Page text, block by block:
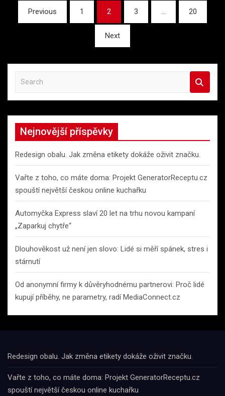
Stránkování
příspěvků
Previous 1 2 3 … 20
Next
a
r
h
Nejnovější příspěvky
Redesign obalu. Jak změna etikety dokáže oživit značku.
Vařte z toho, co máte doma: Projekt GeneratorReceptu.cz
spouští největší českou online kuchařku
Automyčka Express slaví 20 let na trhu novou kampaní
„Zaparkuj chytře“
Dlouhověkost už není jen slovo: Lidé si měří spánek, stres i
stárnutí
Od anonymní firmy k důvěryhodnému partnerovi: Proč lidé
kupují příběhy, ne parametry, radí MediaConnect.cz
Redesign obalu. Jak změna etikety dokáže oživit značku.
Vařte z toho, co máte doma: Projekt GeneratorReceptu.cz
spouští největší českou online kuchařku